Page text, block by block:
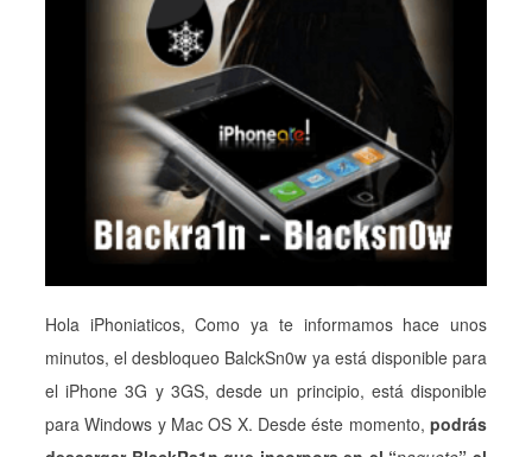
Hola iPhoniaticos, Como ya te informamos hace unos
minutos, el desbloqueo BalckSn0w ya está disponible para
el iPhone 3G y 3GS, desde un principio, está disponible
para Windows y Mac OS X. Desde éste momento, podrás